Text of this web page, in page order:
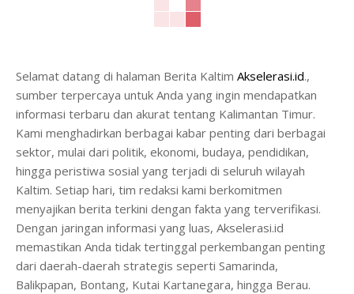
Selamat datang di halaman Berita Kaltim Akselerasi.id.,
sumber terpercaya untuk Anda yang ingin mendapatkan
informasi terbaru dan akurat tentang Kalimantan Timur.
Kami menghadirkan berbagai kabar penting dari berbagai
sektor, mulai dari politik, ekonomi, budaya, pendidikan,
hingga peristiwa sosial yang terjadi di seluruh wilayah
Kaltim. Setiap hari, tim redaksi kami berkomitmen
menyajikan berita terkini dengan fakta yang terverifikasi.
Dengan jaringan informasi yang luas, Akselerasi.id
memastikan Anda tidak tertinggal perkembangan penting
dari daerah-daerah strategis seperti Samarinda,
Balikpapan, Bontang, Kutai Kartanegara, hingga Berau.